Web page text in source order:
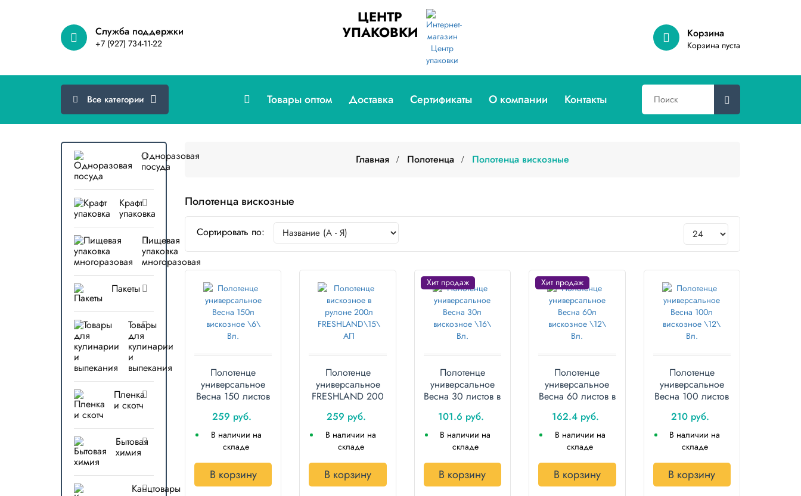
Cлужба поддержки
+7 (927) 734-11-22
ЦЕНТР
УПАКОВКИ
Корзина
Корзина пуста
Все категории Товары оптом Доставка Сертификаты О компании Контакты
Одноразовая
посуда
Крафт
упаковка
Пищевая
упаковка
многоразовая
Пакеты
Товары
для
кулинарии
и
выпекания
Пленка
и скотч
Бытовая
химия
Канцтовары
Главная Полотенца Полотенца вискозные
Полотенца вискозные
Сортировать по:
Полотенце
универсальное
Весна 150 листов
вискозное
259 руб.
В наличии на
складе
В корзину
Полотенце
универсальное
FRESHLAND 200
вискозное
259 руб.
В наличии на
складе
В корзину
Хит продаж
Полотенце
универсальное
Весна 30 листов в
101.6 руб.
В наличии на
складе
В корзину
Хит продаж
Полотенце
универсальное
Весна 60 листов в
162.4 руб.
В наличии на
складе
В корзину
Полотенце
универсальное
Весна 100 листов
вискозное
210 руб.
В наличии на
складе
В корзину